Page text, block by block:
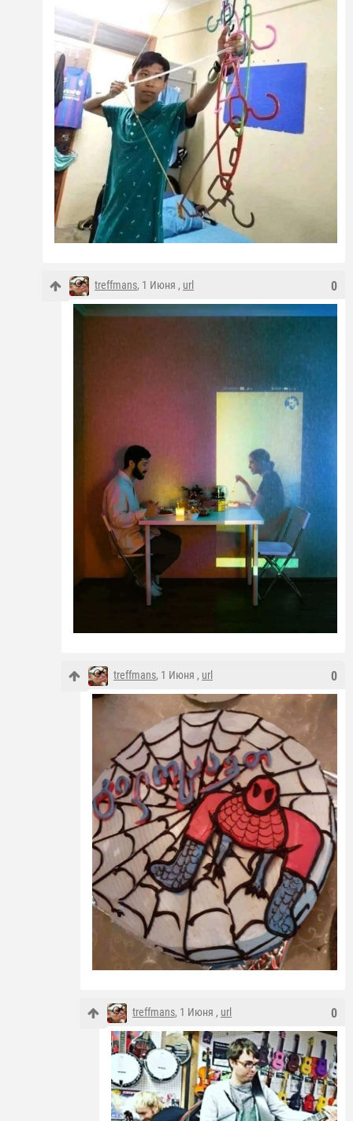
0
treffmans, 1 Июня , url
0
treffmans, 1 Июня , url
0
treffmans, 1 Июня , url